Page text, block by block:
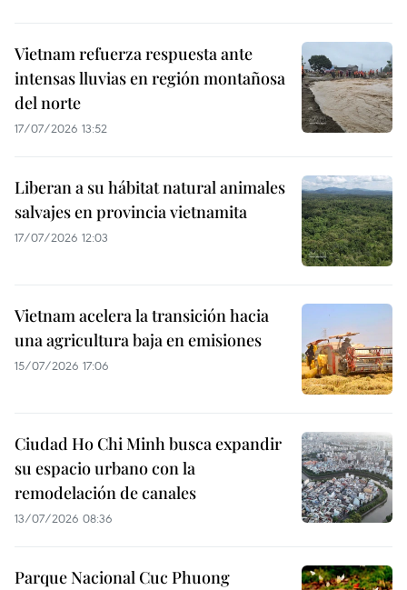
Vietnam refuerza respuesta ante
intensas lluvias en región montañosa
del norte
17/07/2026 13:52
Liberan a su hábitat natural animales
salvajes en provincia vietnamita
17/07/2026 12:03
Vietnam acelera la transición hacia
una agricultura baja en emisiones
15/07/2026 17:06
Ciudad Ho Chi Minh busca expandir
su espacio urbano con la
remodelación de canales
13/07/2026 08:36
Parque Nacional Cuc Phuong